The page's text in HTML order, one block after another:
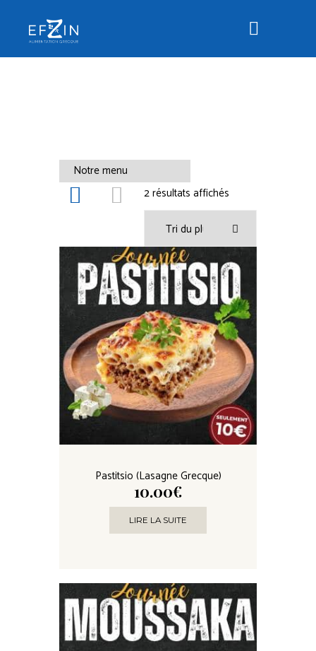
2 résultats affichés
au plus ancien
Pastitsio (Lasagne Grecque)
10.00€
LIRE LA SUITE